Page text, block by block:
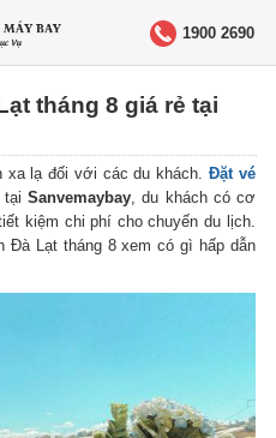
1900 2690
tháng 8 giá rẻ tại
xa lạ đối với các du khách. Đặt vé
tạiSanvemaybay, du khách có cơ
kiệm chi phí cho chuyến du lịch.
Đà Lạt tháng 8 xem có gì hấp dẫn